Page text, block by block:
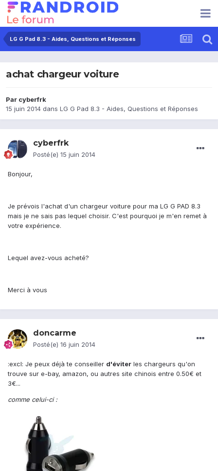
LG G Pad 8.3 - Aides, Questions et Réponses
achat chargeur voiture
Par cyberfrk
15 juin 2014 dans LG G Pad 8.3 - Aides, Questions et Réponses
cyberfrk
Posté(e) 15 juin 2014
Bonjour,
Je prévois l'achat d'un chargeur voiture pour ma LG G PAD 8.3
mais je ne sais pas lequel choisir. C'est pourquoi je m'en remet à
votre expérience.
Lequel avez-vous acheté?
Merci à vous
doncarme
Posté(e) 16 juin 2014
:excl: Je peux déjà te conseiller d'éviter les chargeurs qu'on
trouve sur e-bay, amazon, ou autres site chinois entre 0.50€ et
3€...
comme celui-ci :